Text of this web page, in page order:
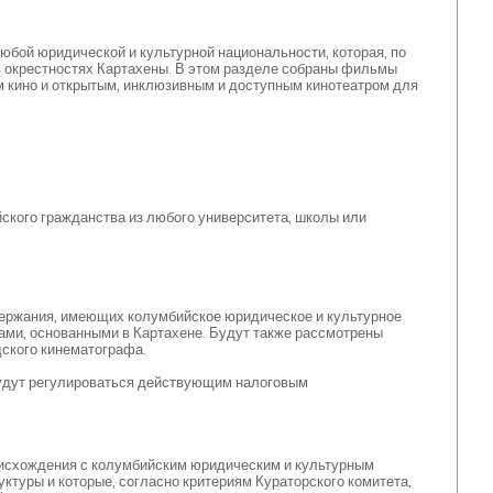
юридической и культурной национальности, которая, по
окрестностях Картахены. В этом разделе собраны фильмы
и открытым, инклюзивным и доступным кинотеатром для
гражданства из любого университета, школы или
имеющих колумбийское юридическое и культурное
основанными в Картахене. Будут также рассмотрены
кинематографа.
регулироваться действующим налоговым
с колумбийским юридическим и культурным
и которые, согласно критериям Кураторского комитета,